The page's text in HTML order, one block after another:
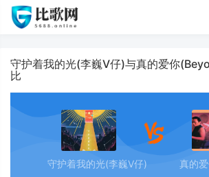
守护着我的光(李巍V仔)与真的爱你
比
守护着我的光(李巍V仔) 真的